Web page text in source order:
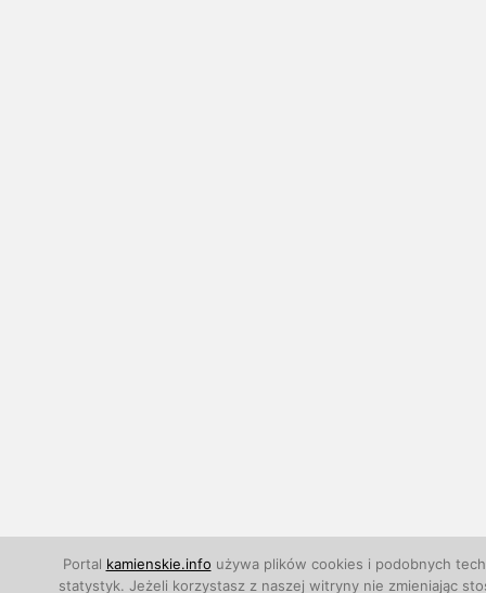
Portal kamienskie.info używa plików cookies i podobnych
statystyk. Jeżeli korzystasz z naszej witryny nie zmieniając